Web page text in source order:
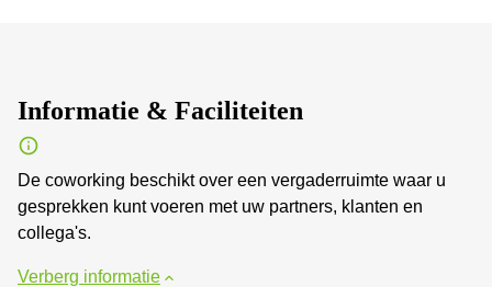
Informatie & Faciliteiten
De coworking beschikt over een vergaderruimte waar u
gesprekken kunt voeren met uw partners, klanten en
collega's.
Verberg informatie